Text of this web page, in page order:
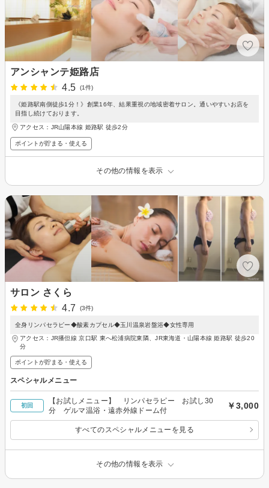
アンシャンテ姫路店
4.5
(1件)
《姫路駅南側徒歩1分！》創業16年、結果重視の地域密着サロン。通いやすいお店を
目指し続けております。
アクセス：JR山陽本線 姫路駅 徒歩2分
ポイントが貯まる・使える
その他の情報を表示
サロン さくら
4.7
(3件)
全身リンパセラピー◆酸素カプセル◆玉川温泉岩盤浴◆女性専用
アクセス：JR播但線 京口駅 東へ松浦病院東隣、JR東海道・山陽本線 姫路駅 徒歩20
分
ポイントが貯まる・使える
スペシャルメニュー
初回
【お試しメニュー】 リンパセラピー お試し30
分 ゲルマ温浴・遠赤外線ドーム付
￥3,000
すべてのスペシャルメニューを見る
その他の情報を表示